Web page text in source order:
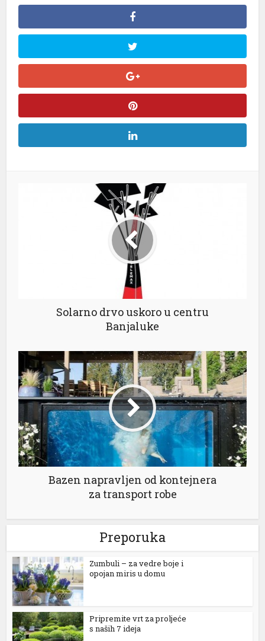
Solarno drvo uskoro u centru
Banjaluke
Bazen napravljen od kontejnera
za transport robe
Preporuka
Zumbuli – za vedre boje i
opojan miris u domu
Pripremite vrt za proljeće
s naših 7 ideja